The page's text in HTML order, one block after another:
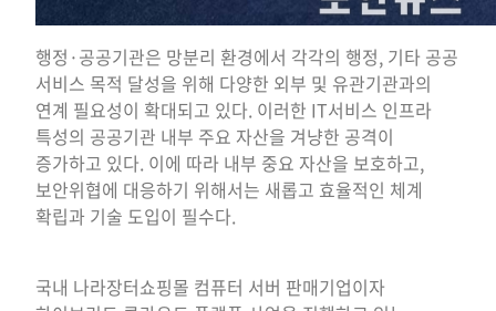
행정·공공기관은 망분리 환경에서 각각의 행정, 기타 공공
서비스 목적 달성을 위해 다양한 외부 및 유관기관과의
연계 필요성이 확대되고 있다. 이러한 IT서비스 인프라
특성의 공공기관 내부 주요 자산을 겨냥한 공격이
증가하고 있다. 이에 따라 내부 중요 자산을 보호하고,
보안위협에 대응하기 위해서는 새롭고 효율적인 체계
확립과 기술 도입이 필수다.
국내 나라장터쇼핑몰 컴퓨터 서버 판매기업이자